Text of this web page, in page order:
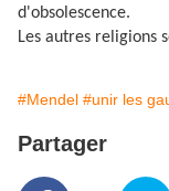
d'obsolescence.
Les autres religions
#Mendel #unir les
Partager